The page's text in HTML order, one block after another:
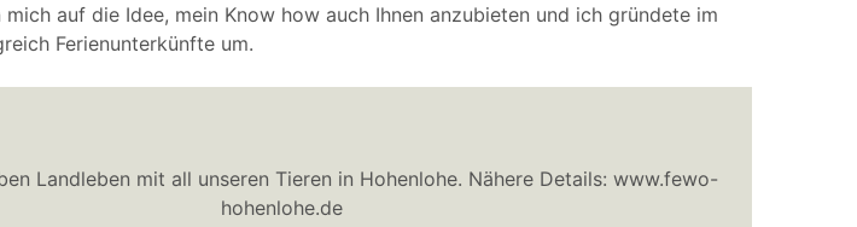
auf die Idee, mein Know how auch Ihnen anzubieten und ich gründete im
Ferienunterkünfte um.
Landleben mit all unseren Tieren in Hohenlohe. Nähere Details: www.fewo-
hohenlohe.de